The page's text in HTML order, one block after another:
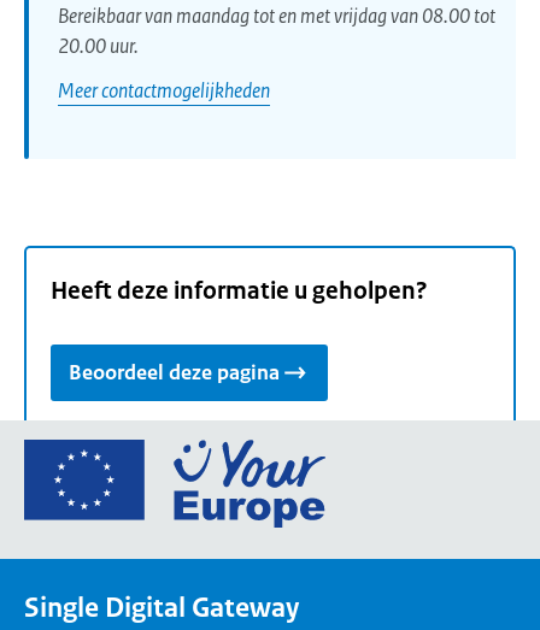
Bereikbaar van maandag tot en met vrijdag van 08.00 tot
20.00 uur.
Meer contactmogelijkheden
Heeft deze informatie u geholpen?
Beoordeel deze pagina
Ga
de
Single Digital Gateway